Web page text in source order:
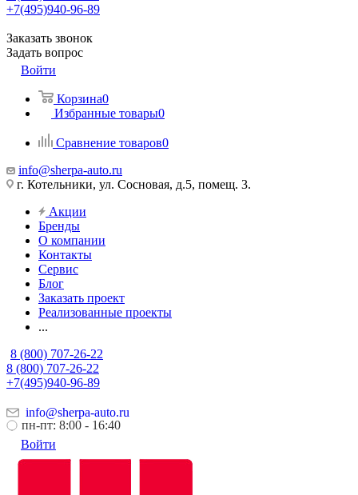
+7(495)940-96-89
Заказать звонок
Задать вопрос
Войти
Корзина0
Избранные товары0
Сравнение товаров0
info@sherpa-auto.ru
г. Котельники, ул. Сосновая, д.5, помещ. 3.
Акции
Бренды
О компании
Контакты
Сервис
Блог
Заказать проект
Реализованные проекты
...
8 (800) 707-26-22
8 (800) 707-26-22
+7(495)940-96-89
info@sherpa-auto.ru
пн-пт: 8:00 - 16:40
Войти